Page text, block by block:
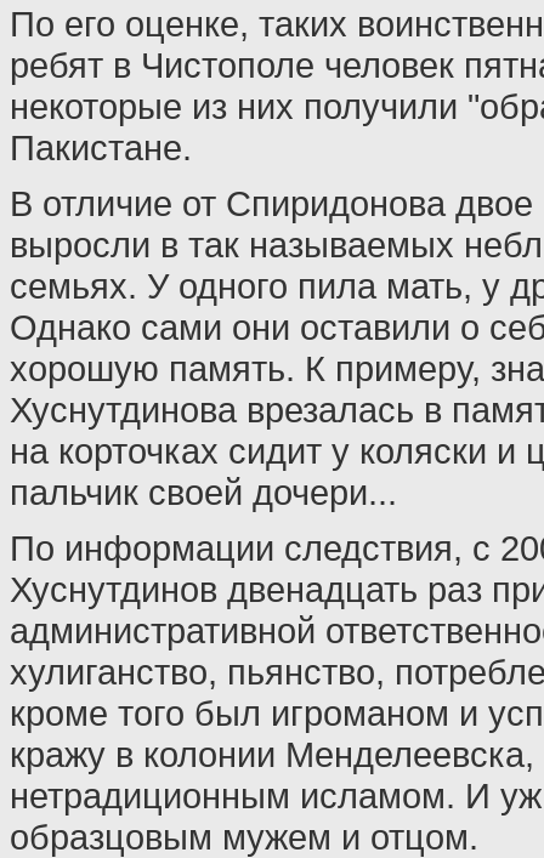
По его оценке, таких
ребят в Чистополе человек
некоторые из них получили
Пакистане.
В отличие от Спиридонова
выросли в так называемых
семьях. У одного пила мать, у
Однако сами они оставили о
хорошую память. К примеру,
Хуснутдинова врезалась в
на корточках сидит у коляски и
пальчик своей дочери...
По информации следствия, с
Хуснутдинов двенадцать раз
административной
хулиганство, пьянство,
кроме того был игроманом и
кражу в колонии Менделеевска,
нетрадиционным исламом. И уж
образцовым мужем и отцом.